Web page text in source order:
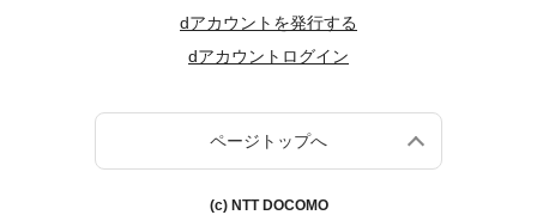
dアカウントを発行する
dアカウントログイン
ページトップへ
(c) NTT DOCOMO